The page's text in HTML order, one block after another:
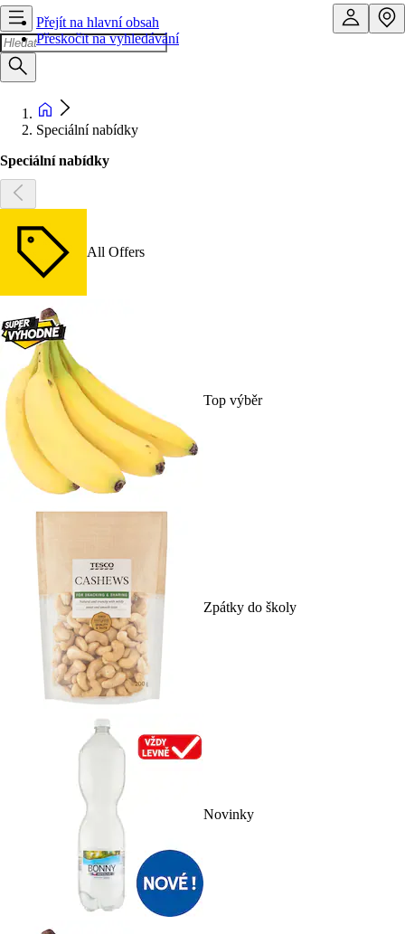
Přejít na hlavní obsah
Přeskočit na vyhledávání
Speciální nabídky
Speciální nabídky
All Offers
Top výběr
Zpátky do školy
Novinky